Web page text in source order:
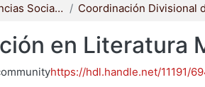
División de Ciencias Sociales y Humanidades
en Literatura
https://hdl.handle.net/11191/